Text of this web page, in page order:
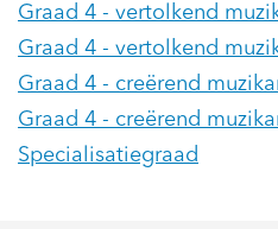
Graad 4 - vertolkend
Graad 4 - vertolkend
Graad 4 - creërend
Graad 4 - creërend
Specialisatiegraad